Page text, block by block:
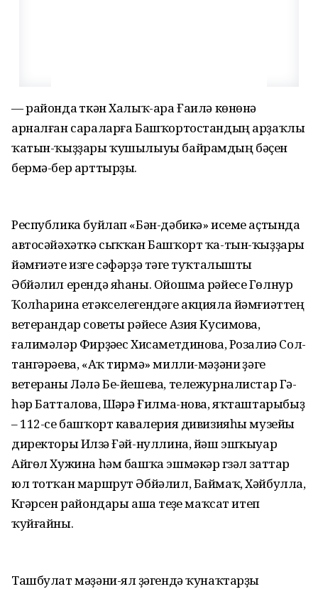
— районда үткән Халыҡ-ара Ғаилә көнөнә
арналған сараларға Башҡортостандың арҙаҡлы
ҡатын-ҡыҙҙары ҡушылыуы байрамдың бәҫен
бермә-бер арттырҙы.
Республика буйлап «Бән-дәбикә» исеме аҫтында
автосәйәхәткә сыҡҡан Башҡорт ҡа-тын-ҡыҙҙары
йәмғиәте изге сәфәрҙә тәүге туҡталышты
Әбйәлил ерендә яһаны. Ойошма рәйесе Гөлнур
Ҡолһарина етәкселегендәге акцияла йәмғиәттең
ветерандар советы рәйесе Азия Кусимова,
ғалимәләр Фирҙәүес Хисаметдинова, Розалиә Сол-
тангәрәева, «Аҡ тирмә» милли-мәҙәни үҙәге
ветераны Ләлә Бе-йешева, тележурналистар Гәү-
һәр Батталова, Шәүрә Ғилма-нова, яҡташтарыбыҙ
– 112-се башҡорт кавалерия дивизияһы музейы
директоры Илүзә Ғәй-нуллина, йәш эшҡыуар
Айгөл Хужина һәм башҡа эшмәкәр гүзәл заттар
юл тотҡан маршрут Әбйәлил, Баймаҡ, Хәйбулла,
Күгәрсен райондары аша үтеүҙе маҡсат итеп
ҡуйғайны.
Ташбулат мәҙәни-ял үҙәгендә ҡунаҡтарҙы